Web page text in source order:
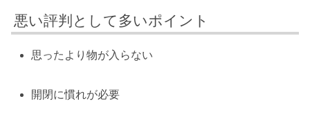
悪い評判として多いポイント
思ったより物が入らない
開閉に慣れが必要